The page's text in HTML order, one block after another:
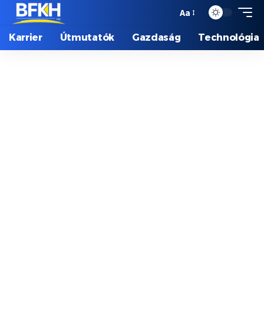
Aa
Karrier Útmutatók Gazdaság Technológia